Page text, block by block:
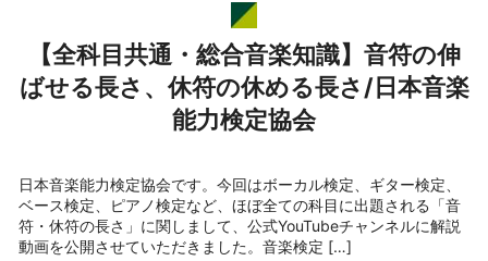
【全科目共通・総合音楽知識】音符の伸
ばせる長さ、休符の休める長さ/日本音楽
能力検定協会
日本音楽能力検定協会です。今回はボーカル検定、ギター検定、
ベース検定、ピアノ検定など、ほぼ全ての科目に出題される「音
符・休符の長さ」に関しまして、公式YouTubeチャンネルに解説
動画を公開させていただきました。音楽検定 […]